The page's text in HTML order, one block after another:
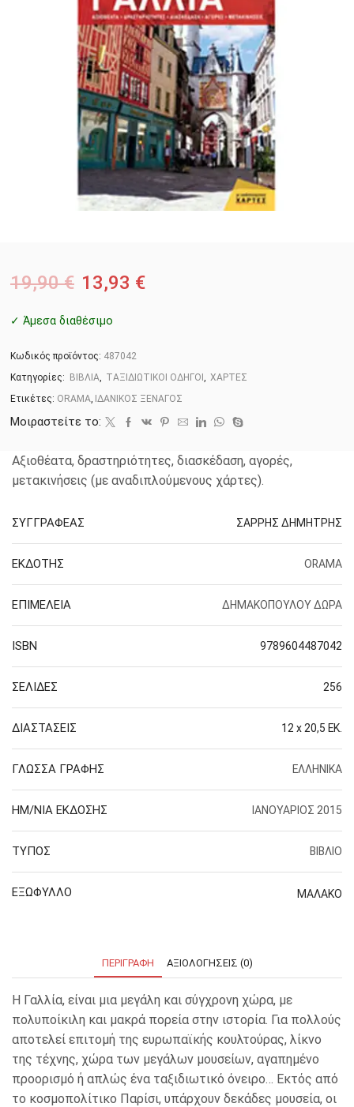
19,90€ 13,93 €
✓ Άμεσα διαθέσιμο
Κωδικός προϊόντος: 487042
Κατηγορίες:
ΒΙΒΛΙΑ, ΤΑΞΙΔΙΩΤΙΚΟΙ ΟΔΗΓΟΙ , ΧΑΡΤΕΣ
Ετικέτες: ORAMA, ΙΔΑΝΙΚΟΣ ΞΕΝΑΓΟΣ
Μοιραστείτε το:
Αξιοθέατα, δραστηριότητες, διασκέδαση, αγορές,
μετακινήσεις (με αναδιπλούμενους χάρτες).
ΣΥΓΓΡΑΦΕΑΣ ΣΑΡΡΗΣ ΔΗΜΗΤΡΗΣ
ΕΚΔΟΤΗΣ ORAMA
ΕΠΙΜΕΛΕΙΑ ΔΗΜΑΚΟΠΟΥΛΟΥ ΔΩΡΑ
ISBN 9789604487042
ΣΕΛΙΔΕΣ 256
ΔΙΑΣΤΑΣΕΙΣ 12 x 20,5 ΕΚ.
ΓΛΩΣΣΑ ΓΡΑΦΗΣ ΕΛΛΗΝΙΚΑ
ΗΜ/ΝΙΑ ΕΚΔΟΣΗΣ ΙΑΝΟΥΑΡΙΟΣ 2015
ΤΥΠΟΣ ΒΙΒΛΙΟ
ΕΞΩΦΥΛΛΟ ΜΑΛΑΚΟ
ΠΕΡΙΓΡΑΦΉ ΑΞΙΟΛΟΓΉΣΕΙΣ (0)
Η Γαλλία, είναι μια μεγάλη και σύγχρονη χώρα, με
πολυποίκιλη και μακρά πορεία στην ιστορία. Για πολλούς
αποτελεί επιτομή της ευρωπαϊκής κουλτούρας, λίκνο
της τέχνης, χώρα των μεγάλων μουσείων, αγαπημένο
προορισμό ή απλώς ένα ταξιδιωτικό όνειρο… Εκτός από
το κοσμοπολίτικο Παρίσι, υπάρχουν δεκάδες μουσεία, οι